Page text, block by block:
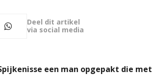
Deel dit artikel
via social media
een man opgepakt die